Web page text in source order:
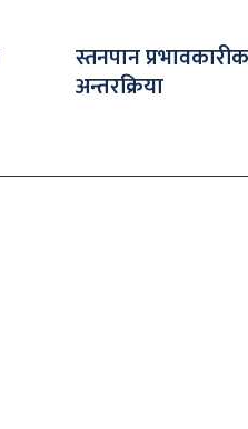
स्तनपान
अन्तरक्रिया